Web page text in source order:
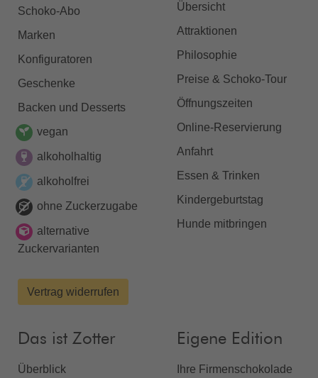
Schoko-Abo
Marken
Konfiguratoren
Geschenke
Backen und Desserts
vegan
alkoholhaltig
alkoholfrei
ohne Zuckerzugabe
alternative
Zuckervarianten
Vertrag widerrufen
Übersicht
Attraktionen
Philosophie
Preise & Schoko-Tour
Öffnungszeiten
Online-Reservierung
Anfahrt
Essen & Trinken
Kindergeburtstag
Hunde mitbringen
Das ist Zotter
Überblick
Eigene Edition
Ihre Firmenschokolade